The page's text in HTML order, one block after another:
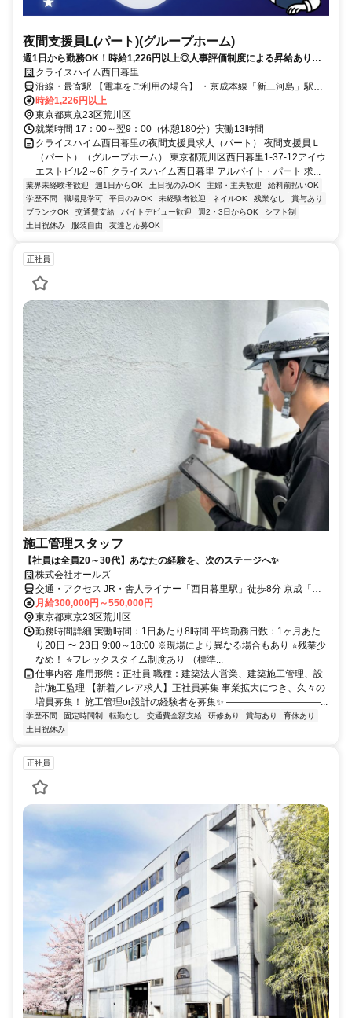
夜間支援員L(パート)(グループホーム)
週1日から勤務OK！時給1,226円以上◎人事評価制度による昇給あり！
服装・髪色・ネイル自由（規定あり）♪働きやすい環境づくりを進めてい
ます！
クライスハイム西日暮里
沿線・最寄駅 【電車をご利用の場合】 ・京成本線「新三河島」駅よ
り徒歩約1分 ・JR山手線「西日暮里」駅より徒歩約8分 ・JR常磐線
「三河島」駅より徒歩約9分 【バスをご利用の場合】 最寄りの「新三
河島駅前」バス停より都営バス草64系統にて王子～池袋方面へアクセ
ス可
時給1,226円以上
東京都東京23区荒川区
就業時間 17：00～翌9：00（休憩180分）実働13時間
クライスハイム西日暮里の夜間支援員求人（パート） 夜間支援員Ｌ
（パート）（グループホーム） 東京都荒川区西日暮里1-37-12アイウ
エストビル2～6F クライスハイム西日暮里 アルバイト・パート 求...
業界未経験者歓迎 週1日からOK 土日祝のみOK 主婦・主夫歓迎
給料前払いOK
学歴不問
職場見学可 平日のみOK 未経験者歓迎 ネイルOK 残業なし
賞与あり
ブランクOK
交通費支給 バイトデビュー歓迎 週2・3日からOK
シフト制
土日祝休み
服装自由 友達と応募OK
正社員
施工管理スタッフ
【社員は全員20～30代】あなたの経験を、次のステージへ✨
株式会社オールズ
交通・アクセス JR・舎人ライナー「西日暮里駅」徒歩8分 京成「新
三河島駅」徒歩7分
月給300,000円～550,000円
東京都東京23区荒川区
勤務時間詳細 実働時間：1日あたり8時間 平均勤務日数：1ヶ月あた
り20日 〜 23日 9:00～18:00 ※現場により異なる場合もあり ⭐️残業少
なめ！ ⭐️フレックスタイム制度あり （標準...
仕事内容 雇用形態：正社員 職種：建築法人営業、建築施工管理、設
計/施工監理 【新着／レア求人】正社員募集 事業拡大につき、久々の
増員募集！ 施工管理or設計の経験者を募集✨ ――――――――――...
学歴不問 固定時間制 転勤なし 交通費全額支給 研修あり 賞与あり
育休あり
土日祝休み
正社員